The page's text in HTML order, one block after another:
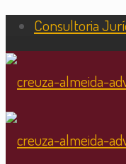
Consultoria